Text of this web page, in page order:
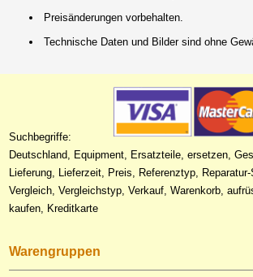
Preisänderungen vorbehalten.
Technische Daten und Bilder sind ohne
Suchbegriffe:
Deutschland, Equipment, Ersatzteile, ersetzen,
Lieferung, Lieferzeit, Preis, Referenztyp,
Vergleich, Vergleichstyp, Verkauf, Warenkorb,
kaufen, Kreditkarte
Warengruppen